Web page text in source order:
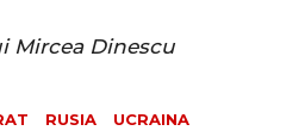
Mircea Dinescu
RUSIA UCRAINA